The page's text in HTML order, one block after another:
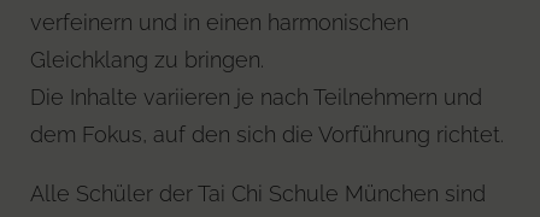
verfeinern und in einen harmonischen
Gleichklang zu bringen.
Die Inhalte variieren je nach Teilnehmern und
dem Fokus, auf den sich die Vorführung richtet.
Alle Schüler der Tai Chi Schule München sind